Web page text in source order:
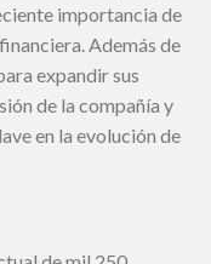
importancia de
Además de
expandir sus
de la compañía y
en la evolución de